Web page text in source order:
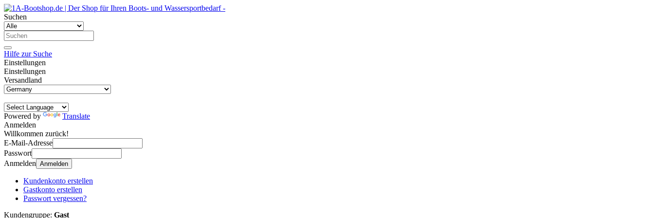
Suchen
Hilfe zur Suche
Einstellungen
Einstellungen
Versandland
Powered by
Translate
Anmelden
Willkommen zurück!
E-Mail-Adresse
Passwort
Anmelden Anmelden
Kundenkonto erstellen
Gastkonto erstellen
Passwort vergessen?
Kundengruppe: Gast